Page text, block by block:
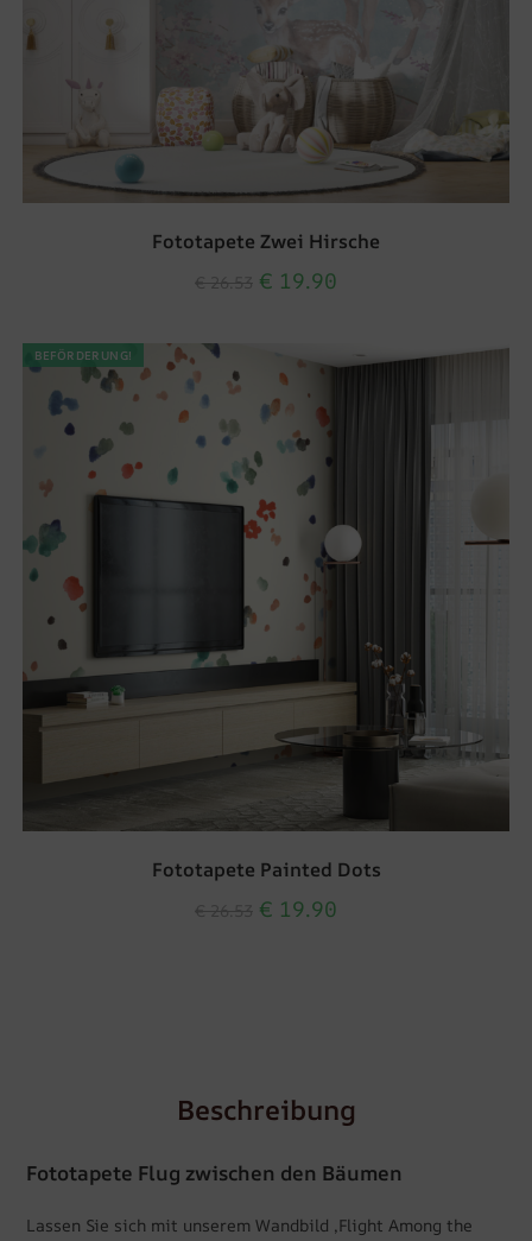
Fototapete Zwei Hirsche
€ 19.90
BEFÖRDERUNG!
Fototapete Painted Dots
€ 19.90
Beschreibung
Fototapete Flug zwischen den Bäumen
Lassen Sie sich mit unserem Wandbild ‚Flight Among the